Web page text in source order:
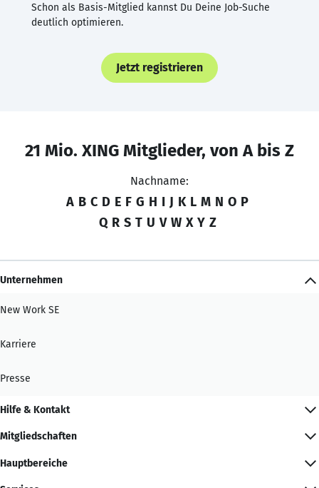
Schon als Basis-Mitglied kannst Du Deine Job-Suche
deutlich optimieren.
Jetzt registrieren
21 Mio. XING Mitglieder, von A bis Z
Nachname:
A B C D E F G H I J K L M N O P
Q R S T U V W X Y Z
Unternehmen
New Work SE
Karriere
Presse
Hilfe & Kontakt
Mitgliedschaften
Hauptbereiche